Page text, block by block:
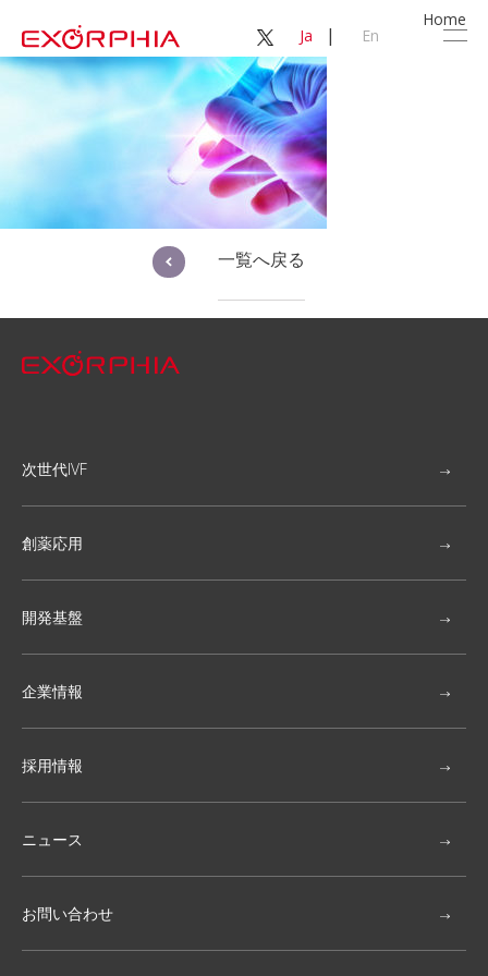
Ja | En
Home
一覧へ戻る
次世代IVF
創薬応用
開発基盤
企業情報
採用情報
ニュース
お問い合わせ